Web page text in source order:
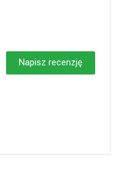
Napisz recenzję